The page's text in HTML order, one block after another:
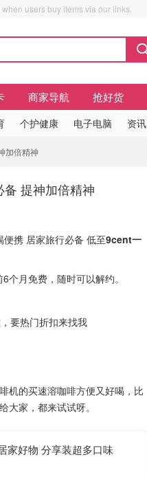
users buy items via our links.
商家导航 抢好货
个护健康 电子电脑 资讯
加倍精神
提神加倍精神
携 居家旅行必备 低至9cent一
6个月免费，随时可以解约。
，要热门折扣来找我
机的买速溶咖啡方便又好喝，比
大家，都来试试呀。
家好物 分享装超多口味